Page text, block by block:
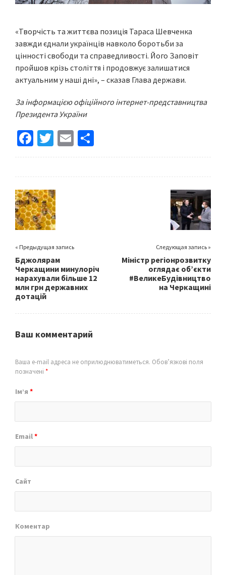
«Творчість та життєва позиція Тараса Шевченка
завжди єднали українців навколо боротьби за
цінності свободи та справедливості. Його Заповіт
пройшов крізь століття і продовжує залишатися
актуальним у наші дні», – сказав Глава держави.
За інформацією офіційного інтернет-представництва
Президента України
Fa
ce
o
o
k
T
wi
er
E
m h
« Предыдущая запись
Бджолярам
Черкащини минулоріч
нарахували більше 12
млн грн державних
дотацій
Следующая запись »
Міністр регіонрозвитку
оглядає об’єкти
#ВеликеБудівництво
на Черкащині
Ваш комментарий
Ваша e-mail адреса не оприлюднюватиметься. Обов’язкові поля
позначені *
Ім’я *
Email*
Сайт
Коментар